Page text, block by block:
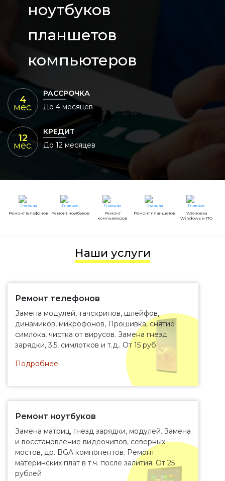
ноутбуков
планшетов
компьютеров
4
мес.
РАССРОЧКА
До 4 месяцев
12
мес.
КРЕДИТ
До 12 месяцев
Ремонт телефонов Ремонт ноутбуков
Ремонт
компьютеров
Ремонт планшетов
Установка
Windows и ПО
Наши услуги
Ремонт телефонов
Замена модулей, тачскринов, шлейфов,
динамиков, микрофонов, Прошивка, снятие
симлока, чистка от вирусов. Замена гнезд
зарядки, 3,5, симлотков и т.д.. От 15 руб.
Подробнее
Ремонт ноутбуков
Замена матриц, гнезд зарядки, модулей. Замена
и восстановление видеочипов, северных
мостов, др. BGA компонентов. Ремонт
материнских плат в т.ч. после залития. От 25
рублей